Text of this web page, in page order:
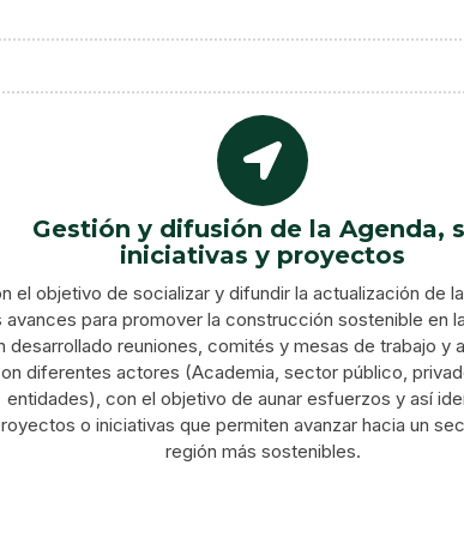
Gestión y difusión de la Agenda,
iniciativas y proyectos
el objetivo de socializar y difundir la actualización de
avances para promover la construcción sostenible en
desarrollado reuniones, comités y mesas de trabajo y
diferentes actores (Academia, sector público,
entidades), con el objetivo de aunar esfuerzos y así
o iniciativas que permiten avanzar hacia un
región más sostenibles.